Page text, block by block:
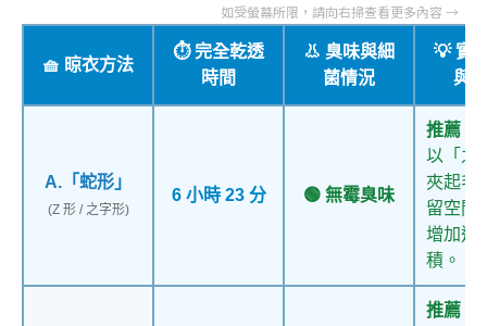
🧺 晾衣方法
⏱️ 完全乾透
時間
👃 臭味與細
菌情況
💡 實
與
A.「蛇形」
(Z 形 / 之字形)
6 小時 23 分 🟢 無霉臭味
推薦：
以「之
夾起毛
留空間
增加通
積。
推薦：